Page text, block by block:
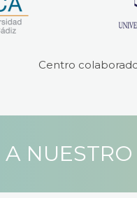
Centro
A